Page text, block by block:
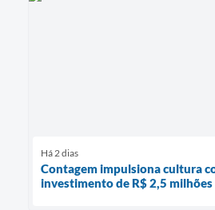
Há 2 dias
Contagem impulsiona cultura
investimento de R$ 2,5 milhões